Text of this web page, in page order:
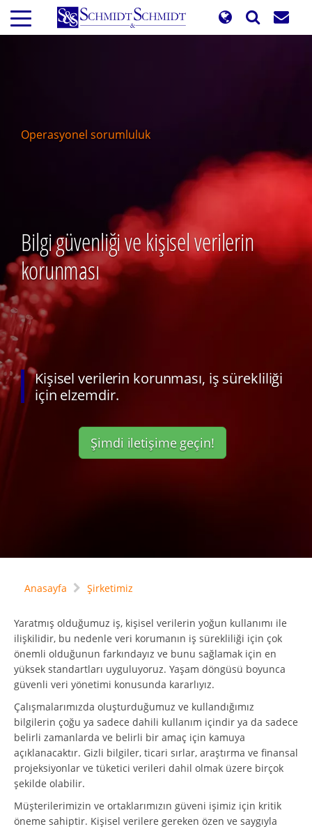
Ana
içeriğe
atla
Operasyonel sorumluluk
Bilgi güvenliği ve kişisel verilerin
korunması
Kişisel verilerin korunması, iş sürekliliği
için elzemdir.
Şimdi iletişime geçin!
Anasayfa Şirketimiz
Yaratmış olduğumuz iş, kişisel verilerin yoğun kullanımı ile
ilişkilidir, bu nedenle veri korumanın iş sürekliliği için çok
önemli olduğunun farkındayız ve bunu sağlamak için en
yüksek standartları uyguluyoruz. Yaşam döngüsü boyunca
güvenli veri yönetimi konusunda kararlıyız.
Çalışmalarımızda oluşturduğumuz ve kullandığımız
bilgilerin çoğu ya sadece dahili kullanım içindir ya da sadece
belirli zamanlarda ve belirli bir amaç için kamuya
açıklanacaktır. Gizli bilgiler, ticari sırlar, araştırma ve finansal
projeksiyonlar ve tüketici verileri dahil olmak üzere birçok
şekilde olabilir.
Müşterilerimizin ve ortaklarımızın güveni işimiz için kritik
öneme sahiptir. Kişisel verilere gereken özen ve saygıyla